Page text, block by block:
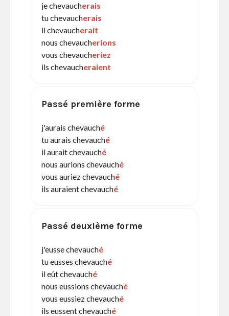
je chevaucherais
tu chevaucherais
il chevaucherait
nous chevaucherions
vous chevaucheriez
ils chevaucheraient
Passé première forme
j'aurais chevauché
tu aurais chevauché
il aurait chevauché
nous aurions chevauché
vous auriez chevauché
ils auraient chevauché
Passé deuxième forme
j'eusse chevauché
tu eusses chevauché
il eût chevauché
nous eussions chevauché
vous eussiez chevauché
ils eussent chevauché